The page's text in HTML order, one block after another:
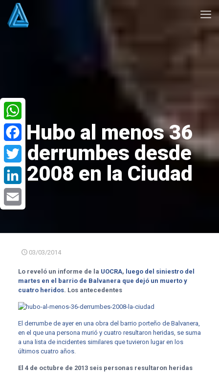
Hubo al menos 36
derrumbes desde
2008 en la Ciudad
03/03/2014
Lo reveló un informe de la UOCRA, luego del siniestro del
martes en el barrio de Balvanera que dejó un muerto y
cuatro heridos. Los antecedentes
El derrumbe de ayer en una obra del barrio porteño de Balvanera,
en el que una persona murió y cuatro resultaron heridas, se suma
a una lista de incidentes similares que tuvieron lugar en los
últimos cuatro años.
El 4 de octubre de 2013 seis personas resultaron heridas
WhatsApp
Facebook
Twitter
LinkedIn